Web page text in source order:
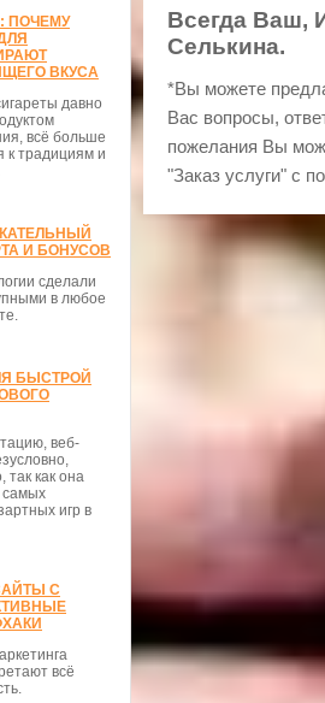
ПОЧЕМУ
ВКУСА
давно
всё больше
к традициям и
И БОНУСОВ
сделали
в любое
БЫСТРОЙ
веб-
как она
самых
игр в
С
всё
Всегда Ваш,
Селькина.
*Вы можете
Вас вопросы,
пожелания Вы
"Заказ услуги" с